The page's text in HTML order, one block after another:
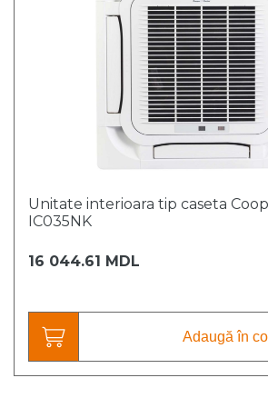
Unitate interioara tip caseta
IC035NK
16 044.61 MDL
Adaugă în